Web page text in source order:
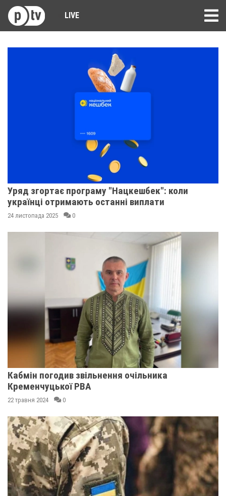
LIVE
Уряд згортає програму "Нацкешбек": коли
українці отримають останні виплати
24 листопада 2025 0
Кабмін погодив звільнення очільника
Кременчуцької РВА
22 травня 2024 0